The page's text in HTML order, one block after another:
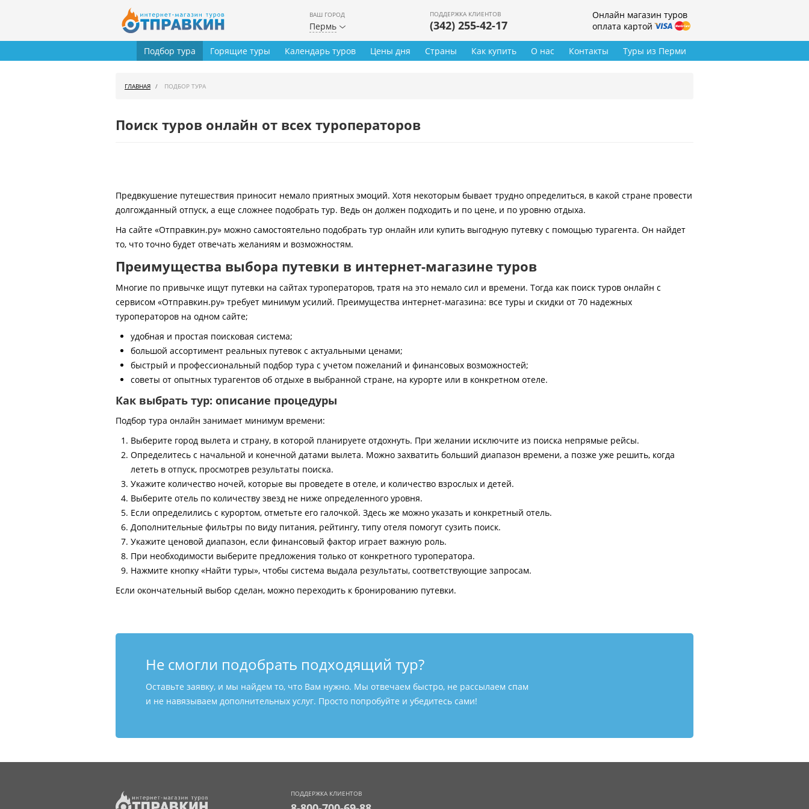
ВАШ ГОРОД
Пермь
ПОДДЕРЖКА КЛИЕНТОВ
(342) 255-42-17
Онлайн магазин туров
оплата картой
Туры из Перми
Подбор тура Горящие туры Календарь туров Цены дня Страны Как купить О нас Контакты
ГЛАВНАЯ ПОДБОР ТУРА
Поиск туров онлайн от всех туроператоров
Предвкушение путешествия приносит немало приятных эмоций. Хотя некоторым бывает трудно определиться, в какой стране провести
долгожданный отпуск, а еще сложнее подобрать тур. Ведь он должен подходить и по цене, и по уровню отдыха.
На сайте «Отправкин.ру» можно самостоятельно подобрать тур онлайн или купить выгодную путевку с помощью турагента. Он найдет
то, что точно будет отвечать желаниям и возможностям.
Преимущества выбора путевки в интернет-магазине туров
Многие по привычке ищут путевки на сайтах туроператоров, тратя на это немало сил и времени. Тогда как поиск туров онлайн с
сервисом «Отправкин.ру» требует минимум усилий. Преимущества интернет-магазина: все туры и скидки от 70 надежных
туроператоров на одном сайте;
удобная и простая поисковая система;
большой ассортимент реальных путевок с актуальными ценами;
быстрый и профессиональный подбор тура с учетом пожеланий и финансовых возможностей;
советы от опытных турагентов об отдыхе в выбранной стране, на курорте или в конкретном отеле.
Как выбрать тур: описание процедуры
Подбор тура онлайн занимает минимум времени:
Выберите город вылета и страну, в которой планируете отдохнуть. При желании исключите из поиска непрямые рейсы.
Определитесь с начальной и конечной датами вылета. Можно захватить больший диапазон времени, а позже уже решить, когда
лететь в отпуск, просмотрев результаты поиска.
Укажите количество ночей, которые вы проведете в отеле, и количество взрослых и детей.
Выберите отель по количеству звезд не ниже определенного уровня.
Если определились с курортом, отметьте его галочкой. Здесь же можно указать и конкретный отель.
Дополнительные фильтры по виду питания, рейтингу, типу отеля помогут сузить поиск.
Укажите ценовой диапазон, если финансовый фактор играет важную роль.
При необходимости выберите предложения только от конкретного туроператора.
Нажмите кнопку «Найти туры», чтобы система выдала результаты, соответствующие запросам.
Если окончательный выбор сделан, можно переходить к бронированию путевки.
Не смогли подобрать подходящий тур?
Оставьте заявку, и мы найдем то, что Вам нужно. Мы отвечаем быстро, не рассылаем спам
и не навязываем дополнительных услуг. Просто попробуйте и убедитесь сами!
ПОДДЕРЖКА КЛИЕНТОВ